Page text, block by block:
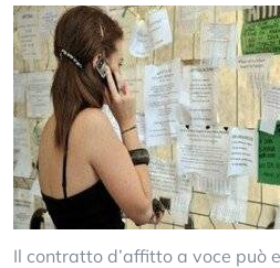
Il contratto d’affitto a voce può